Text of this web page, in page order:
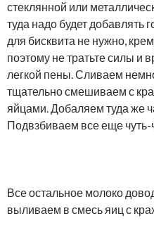
стеклянной или
туда надо будет добавлять
для бисквита не нужно,
поэтому не тратьте силы и
легкой пены. Сливаем
тщательно смешиваем с
яйцами. Добаляем туда же
Подвзбиваем все еще чуть-
Все остальное молоко
выливаем в смесь яиц с